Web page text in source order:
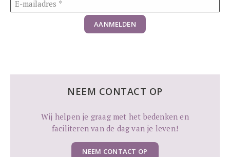
AANMELDEN
NEEM CONTACT OP
Wij helpen je graag met het bedenken en
faciliteren van de dag van je leven!
NEEM CONTACT OP